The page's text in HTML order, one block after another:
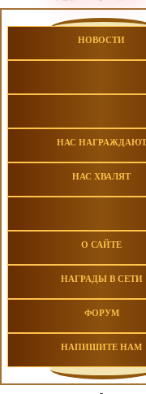
НОВОСТИ
НАС НАГРАЖДАЮТ
НАС ХВАЛЯТ
О САЙТЕ
НАГРАДЫ В СЕТИ
ФОРУМ
НАПИШИТЕ НАМ